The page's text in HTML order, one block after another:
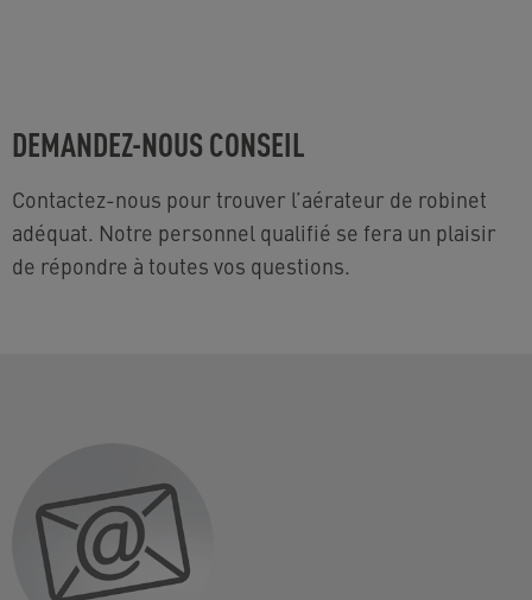
DEMANDEZ-NOUS CONSEIL
Contactez-nous pour trouver l’aérateur de robinet
adéquat. Notre personnel qualifié se fera un plaisir
de répondre à toutes vos questions.